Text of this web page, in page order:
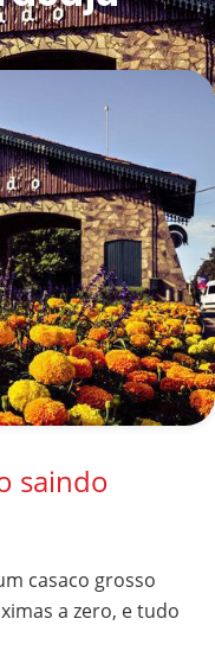
saindo
casaco grosso
a zero, e tudo